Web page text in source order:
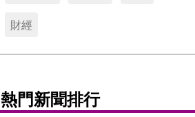
財經
熱門新聞排行